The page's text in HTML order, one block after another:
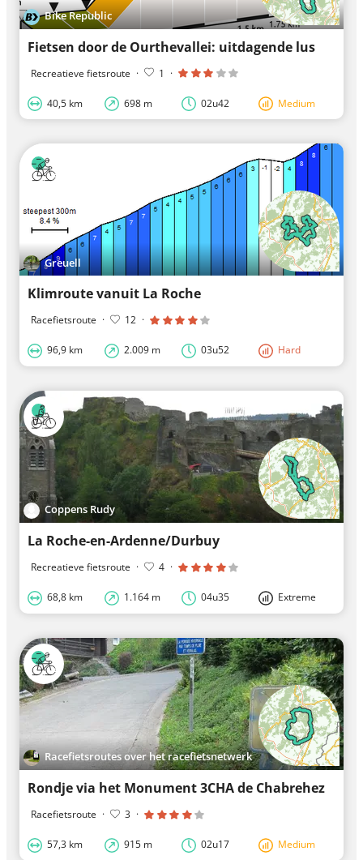
Bike Republic
Fietsen door de Ourthevallei: uitdagende lus
Recreatieve fietsroute · 1 ·
40,5 km 698 m 02u42 Medium
Greuell
Klimroute vanuit La Roche
Racefietsroute · 12 ·
96,9 km 2.009 m 03u52 Hard
Coppens Rudy
La Roche-en-Ardenne/Durbuy
Recreatieve fietsroute · 4 ·
68,8 km 1.164 m 04u35 Extreme
Racefietsroutes over het racefietsnetwerk
Rondje via het Monument 3CHA de Chabrehez
Racefietsroute · 3 ·
57,3 km 915 m 02u17 Medium